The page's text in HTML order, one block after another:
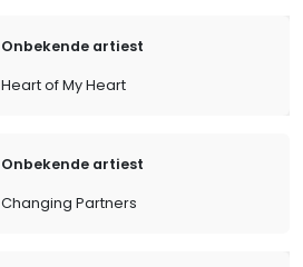
Onbekende artiest
Heart of My Heart
Onbekende artiest
Changing Partners